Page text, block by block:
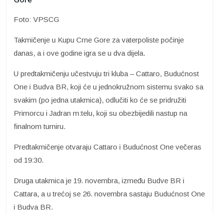
Foto: VPSCG
Takmičenje u Kupu Crne Gore za vaterpoliste počinje
danas, a i ove godine igra se u dva dijela.
U predtakmičenju učestvuju tri kluba – Cattaro, Budućnost
One i Budva BR, koji će u jednokružnom sistemu svako sa
svakim (po jedna utakmica), odlučiti ko će se pridružiti
Primorcu i Jadran m:telu, koji su obezbijedili nastup na
finalnom turniru.
Predtakmičenje otvaraju Cattaro i Budućnost One večeras
od 19:30.
Druga utakmica je 19. novembra, između Budve BR i
Cattara, a u trećoj se 26. novembra sastaju Budućnost One
i Budva BR.